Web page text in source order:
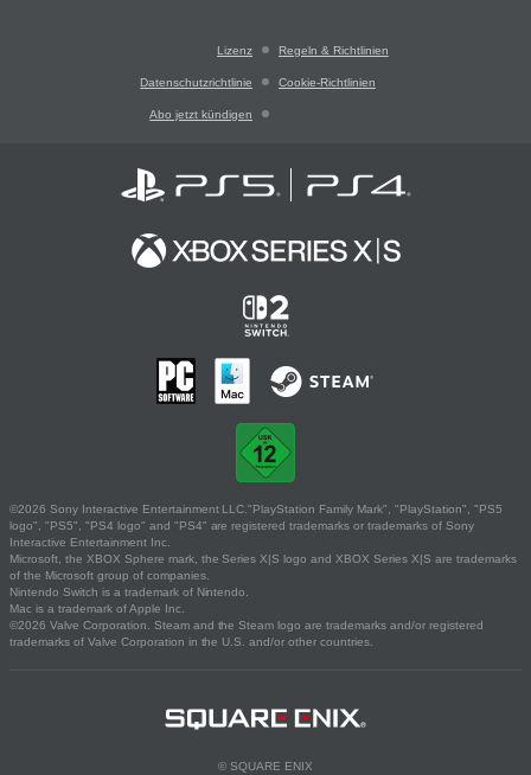
Lizenz Regeln & Richtlinien
Datenschutzrichtlinie Cookie-Richtlinien
Abo jetzt kündigen
©2026 Sony Interactive Entertainment LLC."PlayStation Family Mark", "PlayStation", "PS5
logo", "PS5", "PS4 logo" and "PS4" are registered trademarks or trademarks of Sony
Interactive Entertainment Inc.
Microsoft, the XBOX Sphere mark, the Series X|S logo and XBOX Series X|S are trademarks
of the Microsoft group of companies.
Nintendo Switch is a trademark of Nintendo.
Mac is a trademark of Apple Inc.
©2026 Valve Corporation. Steam and the Steam logo are trademarks and/or registered
trademarks of Valve Corporation in the U.S. and/or other countries.
© SQUARE ENIX